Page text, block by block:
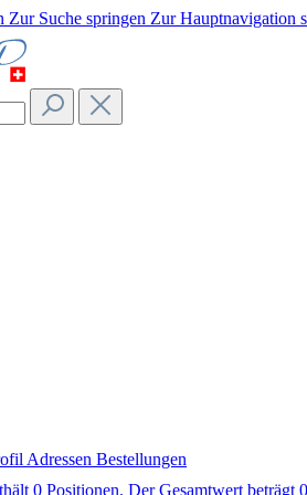
Zur Suche springen Zur Hauptnavigation
Adressen Bestellungen
0 Positionen. Der Gesamtwert beträgt